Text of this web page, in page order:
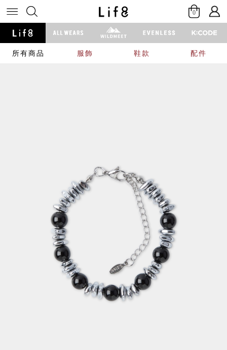
0
所有商品 服飾 鞋款 配件